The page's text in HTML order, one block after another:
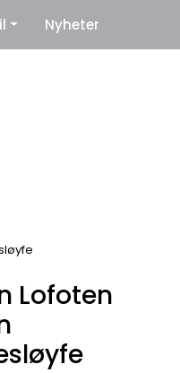
Nyheter
Lofoten